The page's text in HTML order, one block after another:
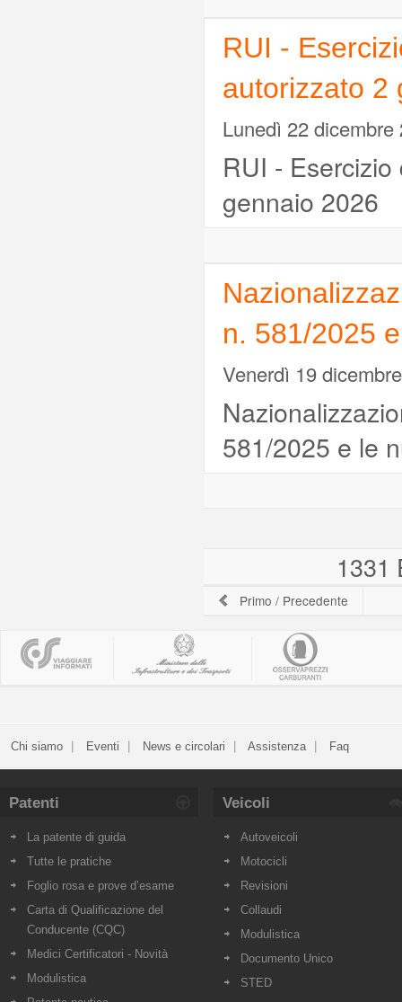
RUI -
autorizzato 2
Lunedì 22 dicembre
RUI -
gennaio 2026
n. 581/2025
Venerdì 19
581/2025 e le
1331
Primo / Precedente
Chi siamo Eventi News e circolari Assistenza Faq
Patenti
La patente di guida
Tutte le pratiche
Foglio rosa e prove d’esame
Carta di Qualificazione del
Conducente (CQC)
Medici Certificatori - Novità
Modulistica
Veicoli
Autoveicoli
Motocicli
Revisioni
Collaudi
Modulistica
Documento Unico
STED